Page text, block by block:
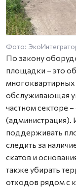
Фото:
По закону
площадки – это
многоквартирных
обслуживающая
частном секторе
(администрация).
поддерживать
следить за
скатов и
также убирать
отходов рядом с